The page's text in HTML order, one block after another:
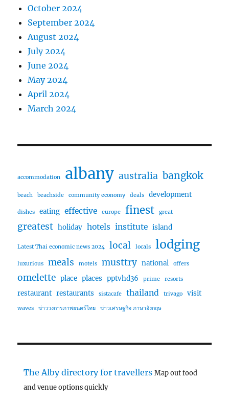
October 2024
September 2024
August 2024
July 2024
June 2024
May 2024
April 2024
March 2024
accommodation albany australia bangkok
beach beachside community economy deals development
dishes eating effective europe finest great
greatest holiday hotels institute island
Latest Thai economic news 2024 local locals lodging
luxurious meals motels musttry national offers
omelette place places pptvhd36 prime resorts
restaurant restaurants sistacafe thailand trivago visit
waves ข่าววงการภาพยนตร์ไทย ข่าวเศรษฐกิจ ภาษาอังกฤษ
The Alby directory for travellers Map out food
and venue options quickly